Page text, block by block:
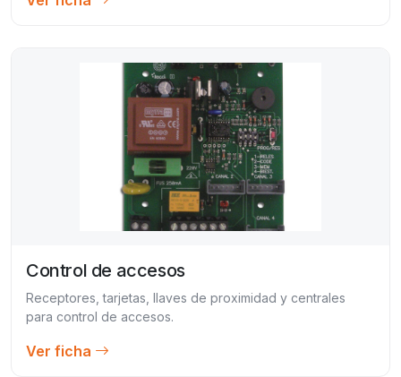
Control de accesos
Receptores, tarjetas, llaves de proximidad y centrales
para control de accesos.
Ver ficha